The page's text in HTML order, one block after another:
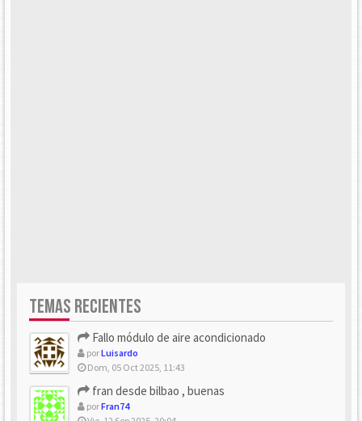
TEMAS RECIENTES
Fallo módulo de aire acondicionado
porLuisardo
Dom, 05 Oct 2025, 11:43
fran desde bilbao , buenas
porFran74